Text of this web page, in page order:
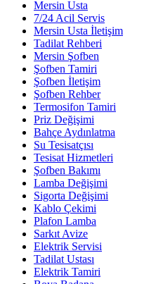
Mersin Usta
7/24 Acil Servis
Mersin Usta İletişim
Tadilat Rehberi
Mersin Şofben
Şofben Tamiri
Şofben İletişim
Şofben Rehber
Termosifon Tamiri
Priz Değişimi
Bahçe Aydınlatma
Su Tesisatçısı
Tesisat Hizmetleri
Şofben Bakımı
Lamba Değişimi
Sigorta Değişimi
Kablo Çekimi
Plafon Lamba
Sarkıt Avize
Elektrik Servisi
Tadilat Ustası
Elektrik Tamiri